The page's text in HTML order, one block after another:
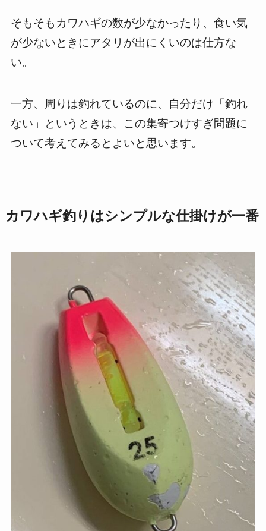
そもそもカワハギの数が少なかったり、食い気
が少ないときにアタリが出にくいのは仕方な
い。
一方、周りは釣れているのに、自分だけ「釣れ
ない」というときは、この集寄つけすぎ問題に
ついて考えてみるとよいと思います。
カワハギ釣りはシンプルな仕掛けが一番